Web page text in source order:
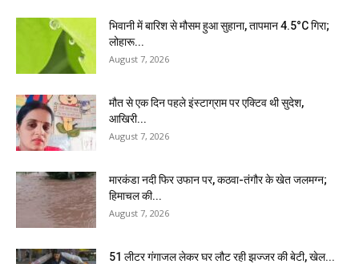
भिवानी में बारिश से मौसम हुआ सुहाना, तापमान 4.5°C गिरा;
लोहारू...
August 7, 2026
मौत से एक दिन पहले इंस्टाग्राम पर एक्टिव थी सुदेश,
आखिरी...
August 7, 2026
मारकंडा नदी फिर उफान पर, कठवा-तंगौर के खेत जलमग्न;
हिमाचल की...
August 7, 2026
51 लीटर गंगाजल लेकर घर लौट रही झज्जर की बेटी, खेल...